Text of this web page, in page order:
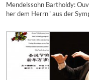
Mendelssohn Bartholdy:
her dem Herrn" aus der